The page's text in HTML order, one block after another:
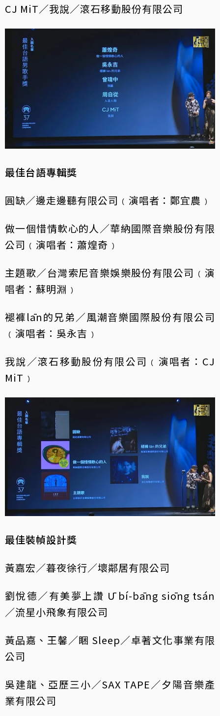
CJ MiT／我說／滾石移動股份有限公司
最佳台語專輯獎
圓缺／邊走邊聽有限公司﹙演唱者：鄭宜農﹚
做一個惜情軟心的人／華納國際音樂股份有限
公司﹙演唱者：蕭煌奇﹚
主題歌／台灣索尼音樂娛樂股份有限公司﹙演
唱者：蘇明淵﹚
褪褲lān的兄弟／風潮音樂國際股份有限公司
﹙演唱者：吳永吉﹚
我說／滾石移動股份有限公司﹙演唱者：CJ
MiT﹚
最佳裝幀設計獎
黃嘉宏／暮夜徐行／壞鄰居有限公司
劉悅德／有美夢上讚 Ū bí-bāng siōng tsán
／流星小飛象有限公司
黃品嘉、王馨／睏 Sleep／卓著文化事業有限
公司
吳建龍、亞歷三小／SAX TAPE／夕陽音樂產
業有限公司